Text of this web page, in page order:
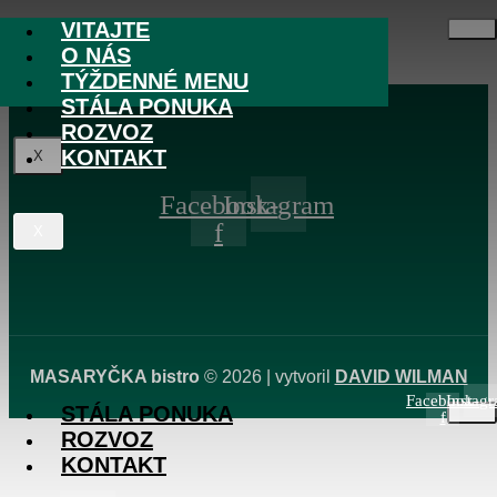
Skip to content
VITAJTE
O NÁS
TÝŽDENNÉ MENU
X
STÁLA PONUKA
ROZVOZ
KONTAKT
VITAJTE
O NÁS
TÝŽDENNÉ MENU
STÁLA PONUKA
ROZVOZ
KONTAKT
Facebook-
f
Test Post Created
Facebook-
f
Instagram
MASARYČKA bistro© 2026 | vytvoril DAVID WILMAN